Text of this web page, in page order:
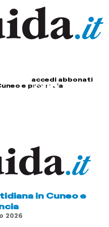
accedi abbonati
e provincia
in Cuneo e
2026